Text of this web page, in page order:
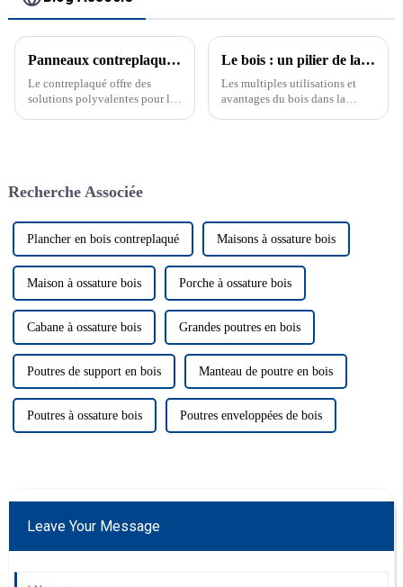
Panneaux contreplaqués : des solutions polyvalentes pour les murs
Le contreplaqué offre des
solutions polyvalentes pour les
est un matériau polyvalent et
construction.
Le bois : un pilier de la construction moderne
Les multiples utilisations et
avantages du bois dans la
Recherche Associée
Plancher en bois contreplaqué Maisons à ossature bois
Maison à ossature bois Porche à ossature bois
Cabane à ossature bois Grandes poutres en bois
Poutres de support en bois Manteau de poutre en bois
Poutres à ossature bois Poutres enveloppées de bois
Leave Your Message